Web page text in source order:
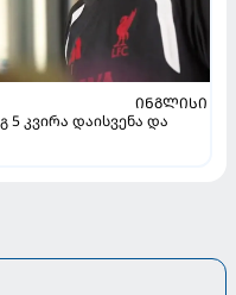
ᲘᲜᲒᲚᲘᲡᲘ
5 კვირა დაისვენა და